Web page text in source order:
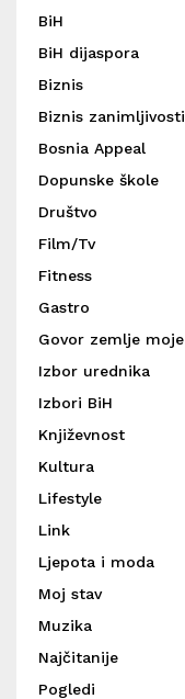
BiH
BiH dijaspora
Biznis
Biznis zanimljivosti
Bosnia Appeal
Dopunske škole
Društvo
Film/Tv
Fitness
Gastro
Govor zemlje moje
Izbor urednika
Izbori BiH
Književnost
Kultura
Lifestyle
Link
Ljepota i moda
Moj stav
Muzika
Najčitanije
Pogledi